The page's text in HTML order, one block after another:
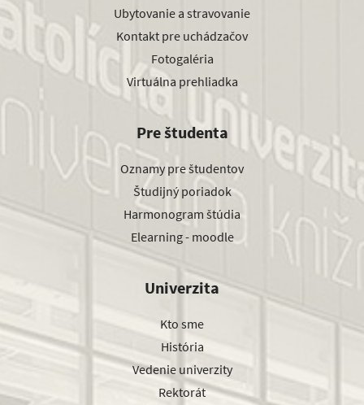
Ubytovanie a stravovanie
Kontakt pre uchádzačov
Fotogaléria
Virtuálna prehliadka
Pre študenta
Oznamy pre študentov
Študijný poriadok
Harmonogram štúdia
Elearning - moodle
Univerzita
Kto sme
História
Vedenie univerzity
Rektorát